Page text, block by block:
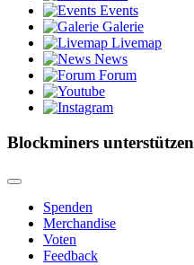
Events
Galerie
Livemap
News
Forum
Blockminers unterstützen
Spenden
Merchandise
Voten
Feedback